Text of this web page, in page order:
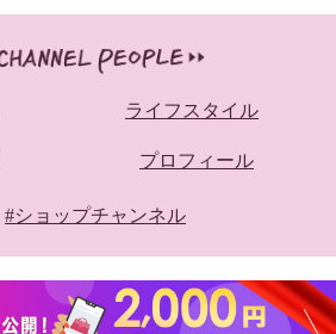
ライフスタイル
プロフィール
#ショップチャンネル